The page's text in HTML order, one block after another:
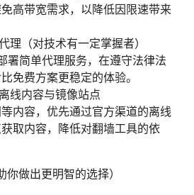
高带宽需求，以降低因限速带来
理（对技术有一定掌握者）
署简单代理服务，在遵守法律法
免费方案更稳定的体验。
线内容与镜像站点
内容，优先通过官方渠道的离线
取内容，降低对翻墙工具的依
做出更明智的选择）